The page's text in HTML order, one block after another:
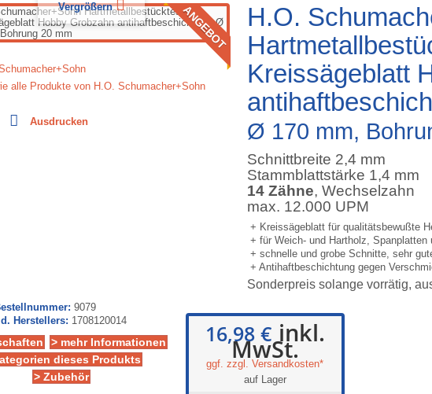
ANGEBOT
Vergrößern
alle Produkte von H.O. Schumacher+Sohn
Ausdrucken
H.O.
Kreissägeblatt
Ø 170 mm,
Schnittbreite 2,4 mm
Stammblattstärke 1,4 mm
14 Zähne, Wechselzahn
max. 12.000 UPM
+ Kreissägeblatt für qualitätsbewußte
+ für Weich- und Hartholz, Spanplatten
+ schnelle und grobe Schnitte, sehr
+ Antihaftbeschichtung gegen
Sonderpreis solange vorrätig,
9079
Herstellers: 1708120014
> mehr Informationen
dieses Produkts
> Zubehör
16,98 € inkl.
MwSt.
ggf. zzgl. Versandkosten*
auf Lager